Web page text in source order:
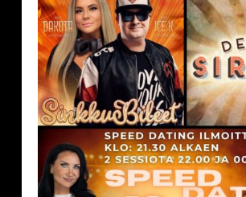
19.9.2026
Deittisirkus
Speed
Dating,
Tulisuudelma/Hotelli
Vantaalla